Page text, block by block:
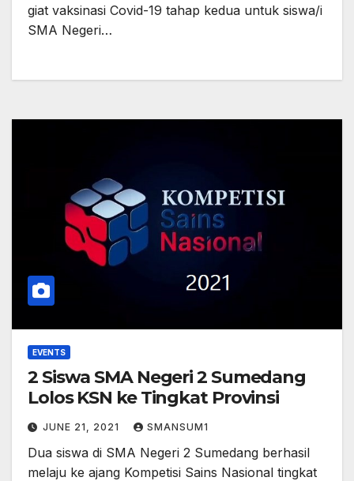
giat vaksinasi Covid-19 tahap kedua untuk siswa/i
SMA Negeri…
EVENTS
2 Siswa SMA Negeri 2 Sumedang
Lolos KSN ke Tingkat Provinsi
JUNE 21, 2021 SMANSUM1
Dua siswa di SMA Negeri 2 Sumedang berhasil
melaju ke ajang Kompetisi Sains Nasional tingkat